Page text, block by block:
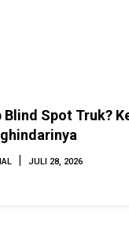
Blind Spot Truk?
| JULI 28, 2026